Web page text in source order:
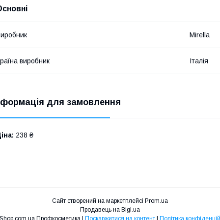
Mirella
виробник Італія
для замовлення
238 ₴
Сайт створений на маркетплейсі Prom.ua
Продавець на Bigl.ua
Niko Shop.com.ua Профкосметика | Поскаржитися на контент | Політика